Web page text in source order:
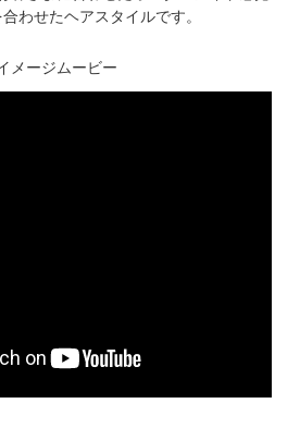
わせたヘアスタイルです。
メージムービー